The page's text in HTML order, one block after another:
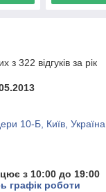
з 322 відгуків за рік
10-Б, Київ, Україна
з 10:00 до 19:00
графік роботи